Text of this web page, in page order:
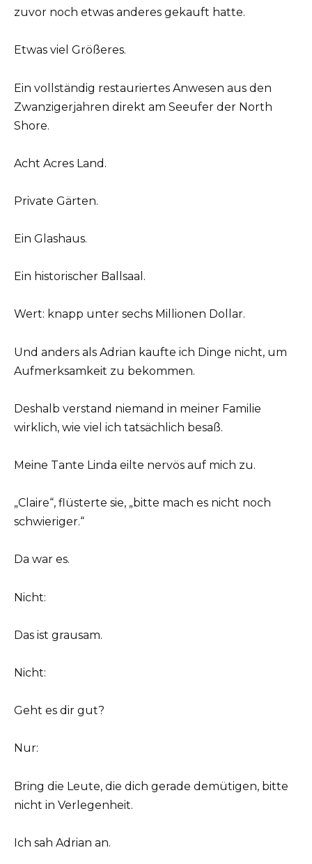
zuvor noch etwas anderes gekauft hatte.
Etwas viel Größeres.
Ein vollständig restauriertes Anwesen aus den
Zwanzigerjahren direkt am Seeufer der North
Shore.
Acht Acres Land.
Private Gärten.
Ein Glashaus.
Ein historischer Ballsaal.
Wert: knapp unter sechs Millionen Dollar.
Und anders als Adrian kaufte ich Dinge nicht, um
Aufmerksamkeit zu bekommen.
Deshalb verstand niemand in meiner Familie
wirklich, wie viel ich tatsächlich besaß.
Meine Tante Linda eilte nervös auf mich zu.
„Claire“, flüsterte sie, „bitte mach es nicht noch
schwieriger.“
Da war es.
Nicht:
Das ist grausam.
Nicht:
Geht es dir gut?
Nur:
Bring die Leute, die dich gerade demütigen, bitte
nicht in Verlegenheit.
Ich sah Adrian an.